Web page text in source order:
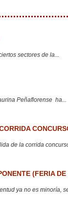
sectores de la...
Peñaflorense ha...
de la corrida
(FERIA
ya no es minoría,